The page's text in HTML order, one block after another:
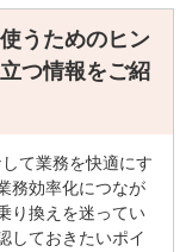
うためのヒン
つ情報をご紹
て業務を快適にす
務効率化につなが
り換えを迷ってい
しておきたいポイ